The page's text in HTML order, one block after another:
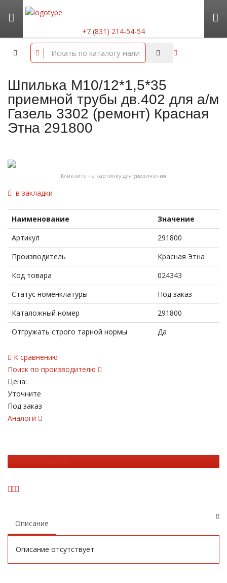
+7 (831) 214-54-54
Шпилька М10/12*1,5*35
приемной трубы дв.402 для а/м
Газель 3302 (ремонт) Красная
Этна 291800
Кликните на картинку для увеличения
в закладки
Наименование
Значение
Артикул
291800
Производитель
Красная Этна
Код товара
024343
Статус номенклатуры
Под заказ
Каталожный номер
291800
Отгружать строго тарной нормы
Да
К сравнению
Поиск по производителю
Цена:
Уточните
Под заказ
Аналоги
Описание
Описание отсутствует